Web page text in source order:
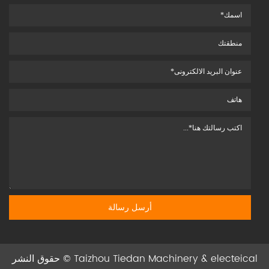
حقوق النشر © Taizhou Tiedan Machinery & electeical